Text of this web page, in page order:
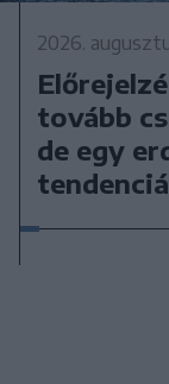
2026.
tovább
de egy